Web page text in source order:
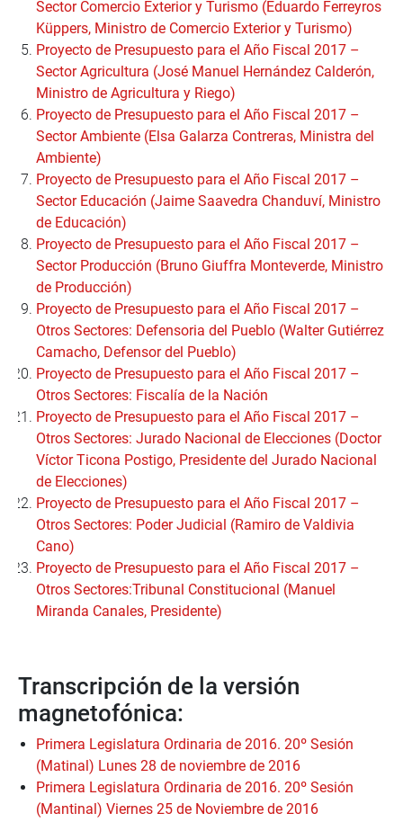
Sector Comercio Exterior y Turismo (Eduardo Ferreyros
Küppers, Ministro de Comercio Exterior y Turismo)
Proyecto de Presupuesto para el Año Fiscal 2017 –
Sector Agricultura (José Manuel Hernández Calderón,
Ministro de Agricultura y Riego)
Proyecto de Presupuesto para el Año Fiscal 2017 –
Sector Ambiente (Elsa Galarza Contreras, Ministra del
Ambiente)
Proyecto de Presupuesto para el Año Fiscal 2017 –
Sector Educación (Jaime Saavedra Chanduví, Ministro
de Educación)
Proyecto de Presupuesto para el Año Fiscal 2017 –
Sector Producción (Bruno Giuffra Monteverde, Ministro
de Producción)
Proyecto de Presupuesto para el Año Fiscal 2017 –
Otros Sectores: Defensoria del Pueblo (Walter Gutiérrez
Camacho, Defensor del Pueblo)
Proyecto de Presupuesto para el Año Fiscal 2017 –
Otros Sectores: Fiscalía de la Nación
Proyecto de Presupuesto para el Año Fiscal 2017 –
Otros Sectores: Jurado Nacional de Elecciones (Doctor
Víctor Ticona Postigo, Presidente del Jurado Nacional
de Elecciones)
Proyecto de Presupuesto para el Año Fiscal 2017 –
Otros Sectores: Poder Judicial (Ramiro de Valdivia
Cano)
Proyecto de Presupuesto para el Año Fiscal 2017 –
Otros Sectores:Tribunal Constitucional (Manuel
Miranda Canales, Presidente)
Transcripción de la versión
magnetofónica:
Primera Legislatura Ordinaria de 2016. 20º Sesión
(Matinal) Lunes 28 de noviembre de 2016
Primera Legislatura Ordinaria de 2016. 20º Sesión
(Mantinal) Viernes 25 de Noviembre de 2016